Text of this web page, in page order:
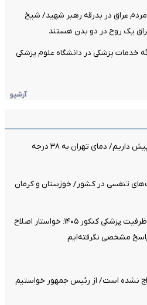
مردم عراق در بدرقه رهبر شهید/ شیخ
یک روح در دو بدن هستند
خدمات پزشکی در دانشگاه علوم پزشکی
آرشیو
۴۰ تا ۵۰ روز گرمای نسبی در پیش داریم/ دمای تهران به ۳۸ درجه
تنفسی در کشور/ خوزستان و کرمان
موضع وزارت بهداشت درباره ظرفیت پزشکی کنکور ۱۴۰۵: خواستار اصلاح
مشخصی نگرفته‌ایم
نشده است/ از رئیس جمهور خواستیم